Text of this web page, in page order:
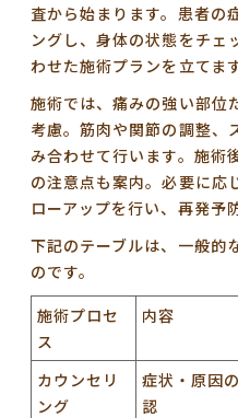
査から始まります。患者の
ングし、身体の状態をチェ
わせた施術プランを立てます
施術では、痛みの強い部位
考慮。筋肉や関節の調整、
み合わせて行います。施術
の注意点も案内。必要に応
ローアップを行い、再発予
下記のテーブルは、一般的
のです。
施術プロセ
ス
内容
カウンセリ
ング
症状・原因
認